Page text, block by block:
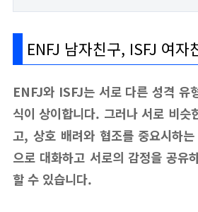
ENFJ 남자친구, ISFJ 여자
ENFJ와 ISFJ는 서로 다른 성격 유
식이 상이합니다. 그러나 서로 비슷
고, 상호 배려와 협조를 중요시하
으로 대화하고 서로의 감정을 공유
할 수 있습니다.